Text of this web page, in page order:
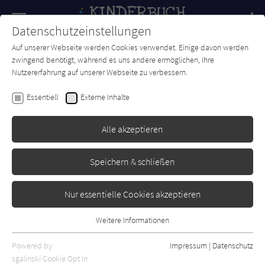
SUCHE Forum Charts Newsletter
Julia Nüsch
Die tollpatschige Giraffe und
der schönste Traum der Welt
Kindermann
Datenschutzeinstellungen
Auf unserer Webseite werden Cookies verwendet. Einige davon werden
zwingend benötigt, während es uns andere ermöglichen, Ihre
Nutzererfahrung auf unserer Webseite zu verbessern.
Essentiell Externe Inhalte
Alle akzeptieren
Speichern & schließen
Nur essentielle Cookies akzeptieren
Essentielle Cookies werden für grundlegende Funktionen der
Webseite benötigt. Dadurch ist gewährleistet, dass die Webseite
Weitere Informationen
Powered by
sgalinski Cookie Opt In
Impressum | Datenschutz